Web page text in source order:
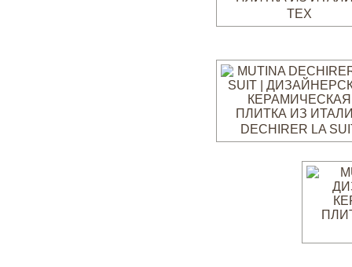
TEX
DECHIRER LA